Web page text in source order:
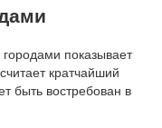
показывает
кратчайший
быть востребован в